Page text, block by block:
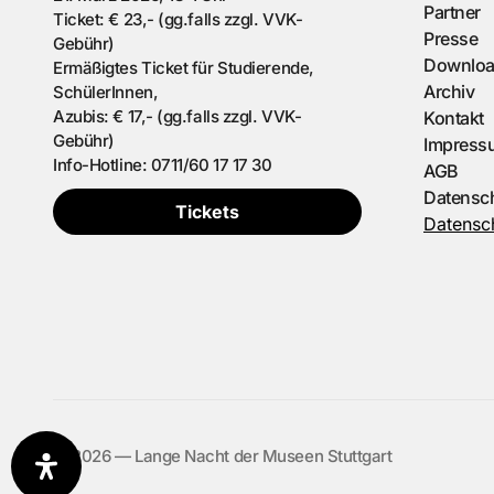
Ticket: € 23,- (gg.falls zzgl. VVK-
Gebühr)
Ermäßigtes Ticket für Studierende,
SchülerInnen,
Azubis: € 17,- (gg.falls zzgl. VVK-
Gebühr)
Info-Hotline: 0711/60 17 17 30
Tickets
Partner
Presse
Archiv
Kontakt
AGB
©️ 2026 — Lange Nacht der Museen Stuttgart